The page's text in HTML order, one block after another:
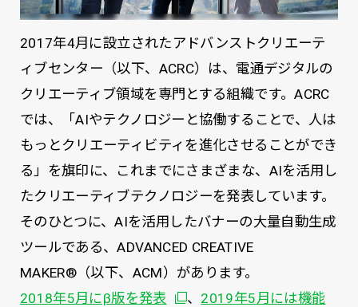
2017年4月に設立されたアドバンストクリエーテ
ィブセンター（以下、ACRC）は、電通デジタルの
クリエーティブ領域を専門とする組織です。ACRC
では、「AIやテクノロジーと協働することで、人は
もっとクリエーティビティを進化させることができ
る」を旗印に、これまでにさまざまな、AIを活用し
たクリエーティブテクノロジーを発表しています。
そのひとつに、AIを活用したバナーの大量自動生成
ツールである、ADVANCED CREATIVE
MAKER®（以下、ACM）があります。
2018年5月にβ版を発表別ウィンドウで開く
、 2019年5月には機能